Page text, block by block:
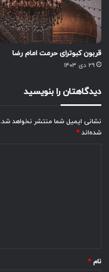
قربون کبوترای حرمت امام رضا
۲۹ دی ۱۴۰۳
دیدگاهتان را بنویسید
نشانی ایمیل شما منتشر نخواهد شد.
شده‌اند *
نام *